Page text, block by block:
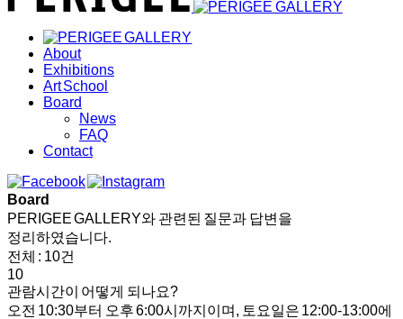
About
Exhibitions
Art School
Board
News
FAQ
Contact
Board
PERIGEE GALLERY와 관련된 질문과 답변을
정리하였습니다.
전체 : 10건
10
관람시간이 어떻게 되나요?
오전 10:30부터 오후 6:00시까지이며, 토요일은 12:00-13:00에